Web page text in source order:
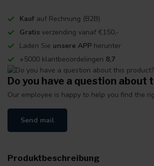
Kauf auf Rechnung (B2B)
Gratis verzending vanaf €150,-
Laden Sie unsere APP herunter
+5000 klantbeoordelingen 8,7
Do you have a question about
Our employee is happy to help you find the
Send mail
Produktbeschreibung